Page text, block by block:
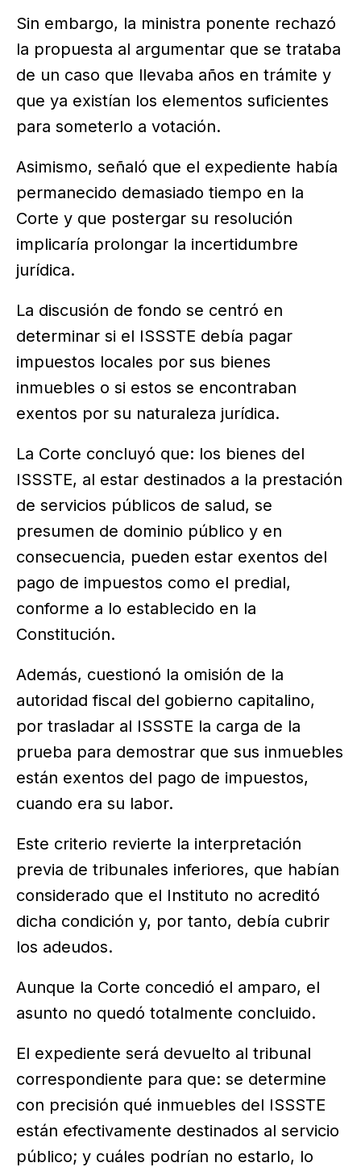
Sin embargo, la ministra ponente rechazó
la propuesta al argumentar que se trataba
de un caso que llevaba años en trámite y
que ya existían los elementos suficientes
para someterlo a votación.
Asimismo, señaló que el expediente había
permanecido demasiado tiempo en la
Corte y que postergar su resolución
implicaría prolongar la incertidumbre
jurídica.
La discusión de fondo se centró en
determinar si el ISSSTE debía pagar
impuestos locales por sus bienes
inmuebles o si estos se encontraban
exentos por su naturaleza jurídica.
La Corte concluyó que: los bienes del
ISSSTE, al estar destinados a la prestación
de servicios públicos de salud, se
presumen de dominio público y en
consecuencia, pueden estar exentos del
pago de impuestos como el predial,
conforme a lo establecido en la
Constitución.
Además, cuestionó la omisión de la
autoridad fiscal del gobierno capitalino,
por trasladar al ISSSTE la carga de la
prueba para demostrar que sus inmuebles
están exentos del pago de impuestos,
cuando era su labor.
Este criterio revierte la interpretación
previa de tribunales inferiores, que habían
considerado que el Instituto no acreditó
dicha condición y, por tanto, debía cubrir
los adeudos.
Aunque la Corte concedió el amparo, el
asunto no quedó totalmente concluido.
El expediente será devuelto al tribunal
correspondiente para que: se determine
con precisión qué inmuebles del ISSSTE
están efectivamente destinados al servicio
público; y cuáles podrían no estarlo, lo